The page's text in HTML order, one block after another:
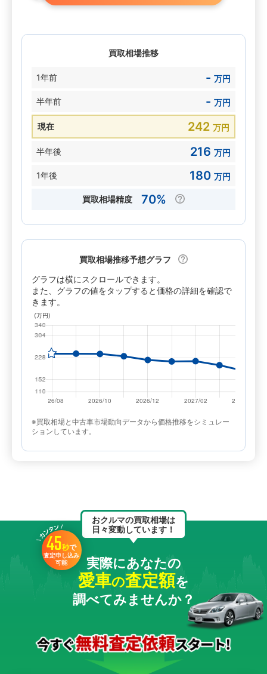
買取相場推移
1年前 - 万円
半年前 - 万円
現在 242 万円
半年後 216 万円
1年後 180 万円
買取相場精度 70%
買取相場推移予想グラフ
グラフは横にスクロールできます。
また、グラフの値をタップすると価格の詳細を確認で
きます。
※買取相場と中古車市場動向データから価格推移をシミュレー
ションしています。
おクルマの買取相場は
日々変動しています！
45秒で
査定申し込み
可能
実際にあなたの
愛車の査定額を
調べてみませんか？